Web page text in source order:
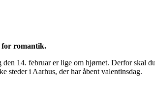
for romantik.
14. februar er lige om hjørnet. Derfor skal
steder i Aarhus, der har åbent valentinsdag.